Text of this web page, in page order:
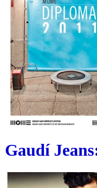
Gaudí